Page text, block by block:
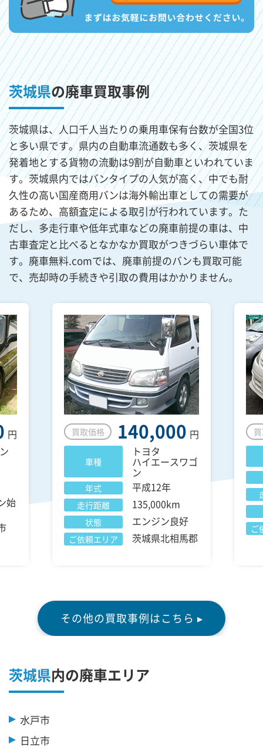
茨城県の廃車買取事例
茨城県は、人口千人当たりの乗用車保有台数が全国3位
と多い県です。県内の自動車流通数も多く、茨城県を
発着地とする貨物の流動は9割が自動車といわれていま
す。茨城県内ではバンタイプの人気が高く、中でも耐
久性の高い国産商用バンは海外輸出車としての需要が
あるため、高額査定による取引が行われています。た
だし、多走行車や低年式車などの廃車前提の車は、中
古車査定と比べるとなかなか買取がつきづらい車体で
す。廃車無料.comでは、廃車前提のバンも買取可能
で、売却時の手続きや引取の費用はかかりません。
円
始
買取価格 140,000 円
車種
トヨタ
ハイエースワゴ
ン
年式 平成12年
走行距離 135,000km
状態 エンジン良好
ご依頼エリア 茨城県北相馬郡
ご
その他の買取事例はこちら ▸
茨城県内の廃車エリア
水戸市
日立市